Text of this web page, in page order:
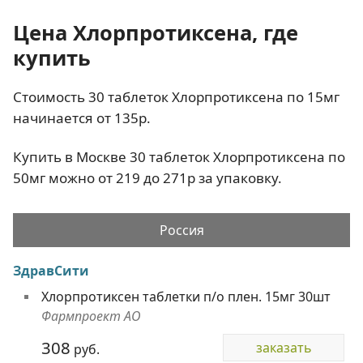
Цена Хлорпротиксена, где
купить
Стоимость 30 таблеток Хлорпротиксена по 15мг
начинается от 135р.
Купить в Москве 30 таблеток Хлорпротиксена по
50мг можно от 219 до 271р за упаковку.
Россия
ЗдравСити
Хлорпротиксен таблетки п/о плен. 15мг 30шт
Фармпроект АО
308 руб.
заказать